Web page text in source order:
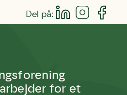
Del på:
for et